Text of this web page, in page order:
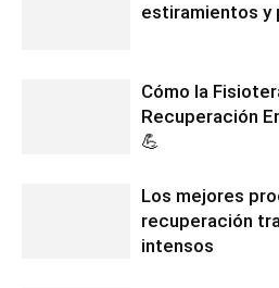
estiramientos
Cómo la
Recuperación
💪
Los mejores
recuperación
intensos